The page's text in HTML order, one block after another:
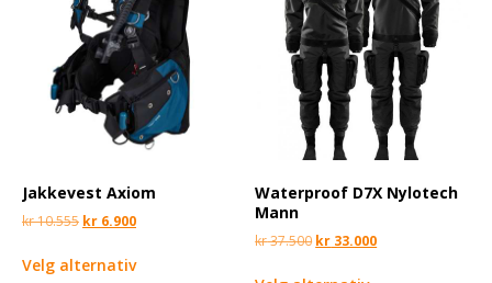
Jakkevest Axiom
kr10.555 kr 6.900
Velg alternativ
Waterproof D7X Nylotech
Mann
kr37.500 kr 33.000